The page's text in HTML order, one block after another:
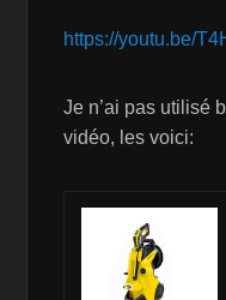
https://youtu.be/
Je n’ai pas utilisé
vidéo, les voici: